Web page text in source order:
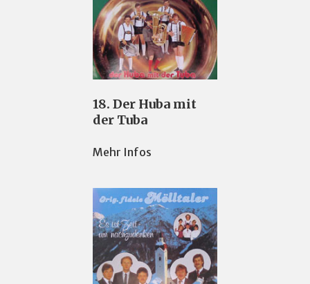
18. Der Huba mit
der Tuba
Mehr Infos